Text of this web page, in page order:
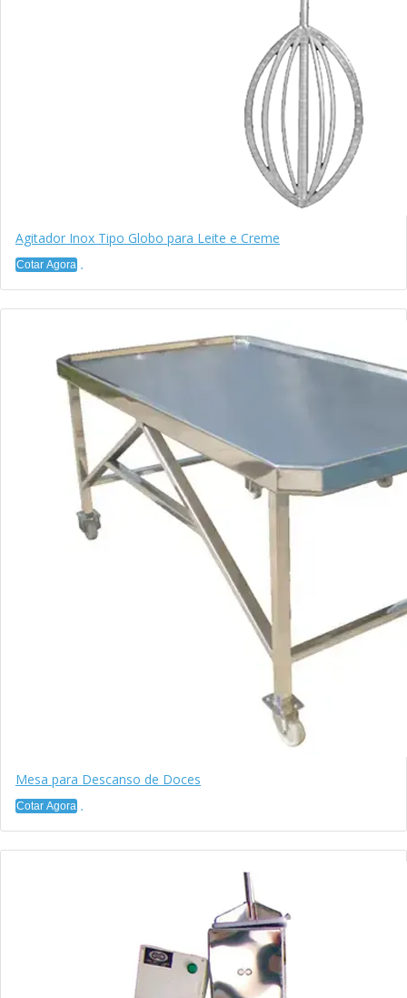
Agitador Inox Tipo Globo para Leite e Creme
Cotar Agora
Mesa para Descanso de Doces
Cotar Agora